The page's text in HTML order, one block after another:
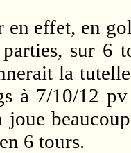
en effet, en
sur 6
la
à 7/10/12
joue
6 tours.